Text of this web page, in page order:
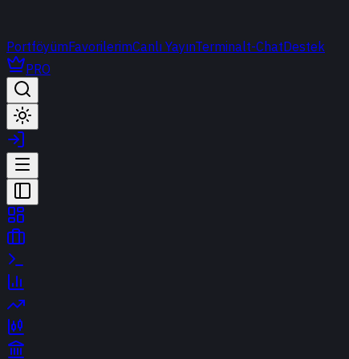
PortföyümFavorilerimCanlı YayınTerminalt-ChatDestek
PRO